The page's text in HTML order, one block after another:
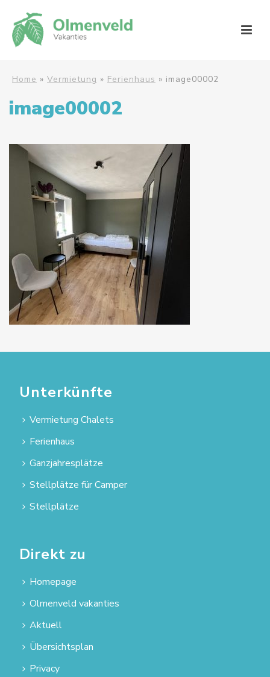
Home » Vermietung » Ferienhaus » image00002
image00002
Unterkünfte
Vermietung Chalets
Ferienhaus
Ganzjahresplätze
Stellplätze für Camper
Stellplätze
Direkt zu
Homepage
Olmenveld vakanties
Aktuell
Übersichtsplan
Privacy